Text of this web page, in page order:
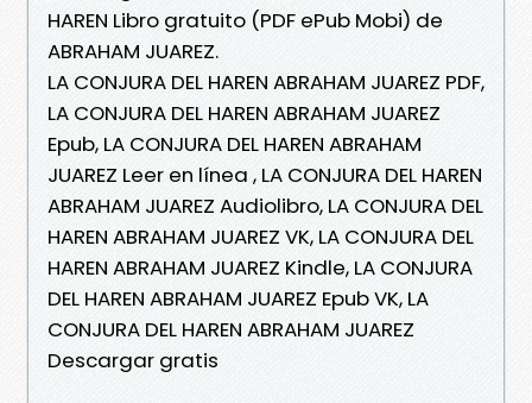
HAREN Libro gratuito (PDF ePub Mobi) de
ABRAHAM JUAREZ.
LA CONJURA DEL HAREN ABRAHAM JUAREZ PDF,
LA CONJURA DEL HAREN ABRAHAM JUAREZ
Epub, LA CONJURA DEL HAREN ABRAHAM
JUAREZ Leer en línea , LA CONJURA DEL HAREN
ABRAHAM JUAREZ Audiolibro, LA CONJURA DEL
HAREN ABRAHAM JUAREZ VK, LA CONJURA DEL
HAREN ABRAHAM JUAREZ Kindle, LA CONJURA
DEL HAREN ABRAHAM JUAREZ Epub VK, LA
CONJURA DEL HAREN ABRAHAM JUAREZ
Descargar gratis